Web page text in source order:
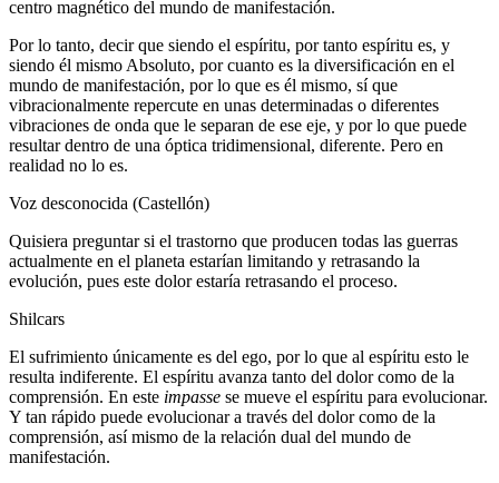
centro magnético del mundo de manifestación.
Por lo tanto, decir que siendo el espíritu, por tanto espíritu es, y
siendo él mismo Absoluto, por cuanto es la diversificación en el
mundo de manifestación, por lo que es él mismo, sí que
vibracionalmente repercute en unas determinadas o diferentes
vibraciones de onda que le separan de ese eje, y por lo que puede
resultar dentro de una óptica tridimensional, diferente. Pero en
realidad no lo es.
Voz desconocida (Castellón)
Quisiera preguntar si el trastorno que producen todas las guerras
actualmente en el planeta estarían limitando y retrasando la
evolución, pues este dolor estaría retrasando el proceso.
Shilcars
El sufrimiento únicamente es del ego, por lo que al espíritu esto le
resulta indiferente. El espíritu avanza tanto del dolor como de la
comprensión. En este impasse se mueve el espíritu para evolucionar.
Y tan rápido puede evolucionar a través del dolor como de la
comprensión, así mismo de la relación dual del mundo de
manifestación.